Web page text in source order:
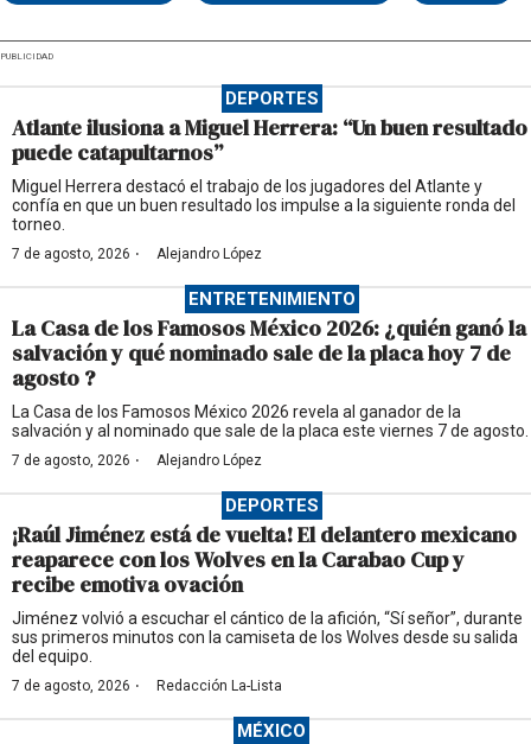
PUBLICIDAD
DEPORTES
Atlante ilusiona a Miguel Herrera: “Un buen resultado
puede catapultarnos”
Miguel Herrera destacó el trabajo de los jugadores del Atlante y
confía en que un buen resultado los impulse a la siguiente ronda del
torneo.
7 de agosto, 2026 · Alejandro López
ENTRETENIMIENTO
La Casa de los Famosos México 2026: ¿quién ganó la
salvación y qué nominado sale de la placa hoy 7 de
agosto ?
La Casa de los Famosos México 2026 revela al ganador de la
salvación y al nominado que sale de la placa este viernes 7 de agosto.
7 de agosto, 2026 · Alejandro López
DEPORTES
¡Raúl Jiménez está de vuelta! El delantero mexicano
reaparece con los Wolves en la Carabao Cup y
recibe emotiva ovación
Jiménez volvió a escuchar el cántico de la afición, “Sí señor”, durante
sus primeros minutos con la camiseta de los Wolves desde su salida
del equipo.
7 de agosto, 2026 · Redacción La-Lista
MÉXICO